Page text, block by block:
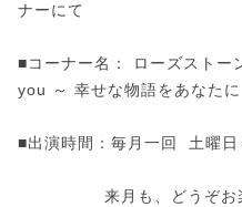
ナーにて
■コーナー名： ローズスト
you ～ 幸せな物語をあなたに
■出演時間：毎月一回 土曜日
来月も、どうぞ